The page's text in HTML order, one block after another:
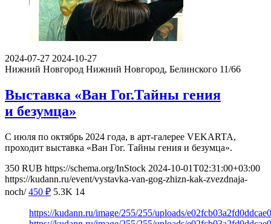
2024-07-27 2024-10-27
Нижний Новгород Нижний Новгород, Белинского 11/66
Выставка «Ван Гог.Тайны гения
и безумца»
С июля по октябрь 2024 года, в арт-галерее VEKARTA,
проходит выставка «Ван Гог. Тайны гения и безумца».
350 RUB https://schema.org/InStock 2024-10-01T02:31:00+03:00
https://kudann.ru/event/vystavka-van-gog-zhizn-kak-zvezdnaja-
noch/ 450 ₽ 5.3K 14
https://kudann.ru/image/255/255/uploads/